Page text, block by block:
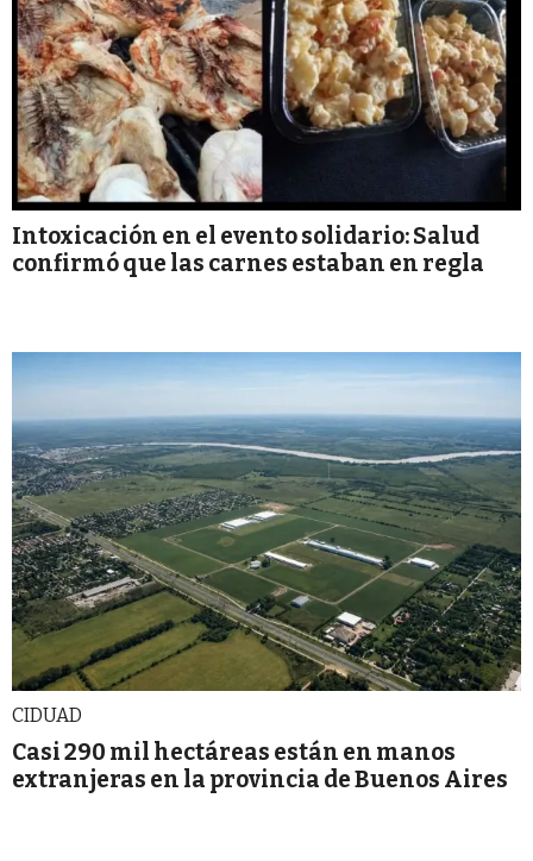
Intoxicación en el evento solidario: Salud
confirmó que las carnes estaban en regla
CIDUAD
Casi 290 mil hectáreas están en manos
extranjeras en la provincia de Buenos Aires